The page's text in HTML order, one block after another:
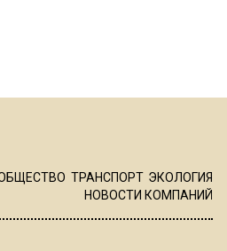
ТРАНСПОРТ ЭКОЛОГИЯ
НОВОСТИ КОМПАНИЙ